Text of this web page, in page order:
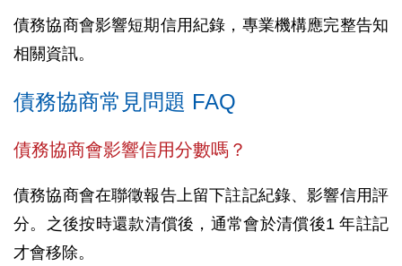
債務協商會影響短期信用紀錄，專業機構應完整告知
相關資訊。
債務協商常見問題 FAQ
債務協商會影響信用分數嗎？
債務協商會在聯徵報告上留下註記紀錄、影響信用評
分。之後按時還款清償後，通常會於清償後1 年註記
才會移除。